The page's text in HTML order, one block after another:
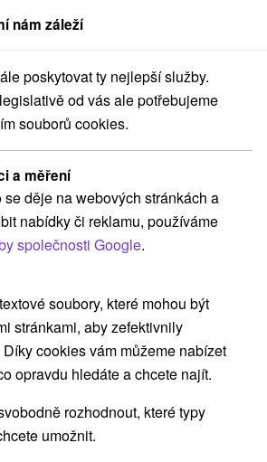
Šariš
Hotely na Slovensku (10)
Wellness hotely na Slovensku
nebo termín
(1)
nám záleží
poskytovat ty nejlepší služby.
od vás ale potřebujeme
souborů cookies.
a měření
děje na webových stránkách a
nabídky či reklamu, používáme
společnosti Google.
soubory, které mohou být
stránkami, aby zefektivnily
cookies vám můžeme nabízet
opravdu hledáte a chcete najít.
rozhodnout, které typy
umožnit.